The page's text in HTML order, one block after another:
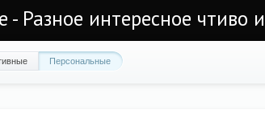
- Разное интересное чтиво
Персональные